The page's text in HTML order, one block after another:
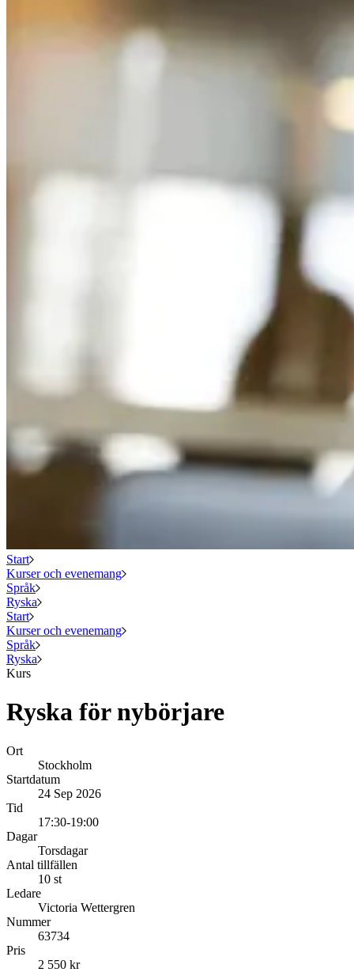
Start
Kurser och evenemang
Språk
Ryska
Start
Kurser och evenemang
Språk
Ryska
Kurs
Ryska för nybörjare
Ort
Stockholm
Startdatum
24 Sep 2026
Tid
17:30-19:00
Dagar
Torsdagar
Antal tillfällen
10 st
Ledare
Victoria Wettergren
Nummer
63734
Pris
2 550 kr